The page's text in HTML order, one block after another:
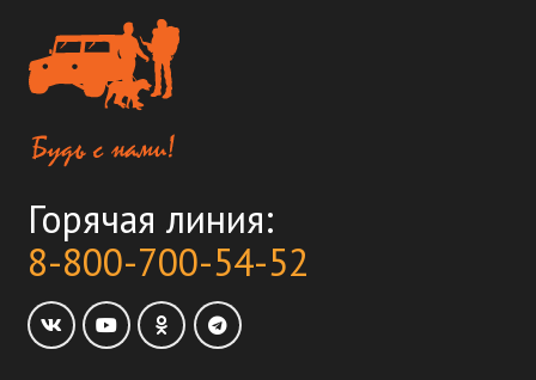
Горячая линия:
8-800-700-54-52